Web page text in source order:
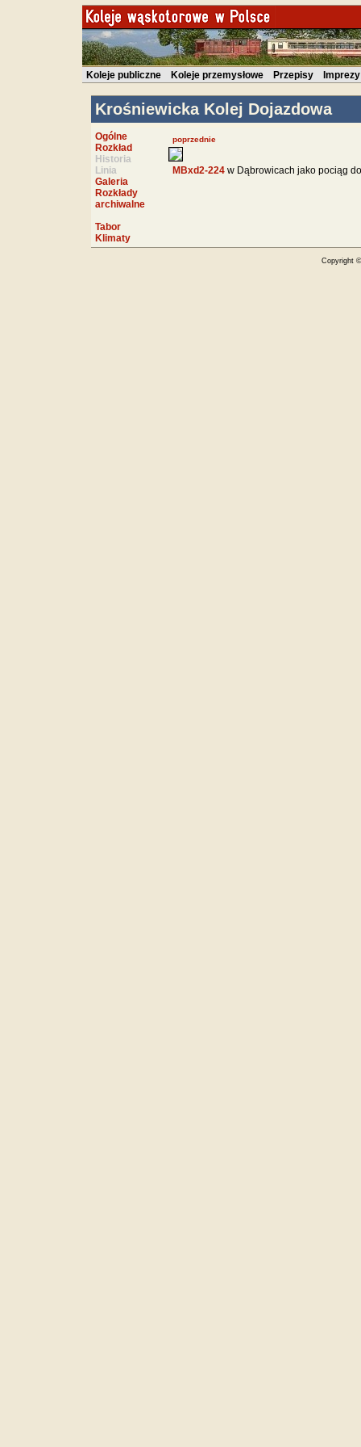
Koleje publiczne Koleje przemysłowe Przepisy Imprezy
Krośniewicka Kolej Dojazdowa
Ogólne
Rozkład
Historia
Linia
Galeria
Rozkłady
archiwalne
Tabor
Klimaty
poprzednie
MBxd2-224w Dąbrowicach jako pociąg
Copyright